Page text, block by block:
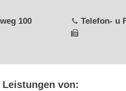
100 Telefon- u
von: